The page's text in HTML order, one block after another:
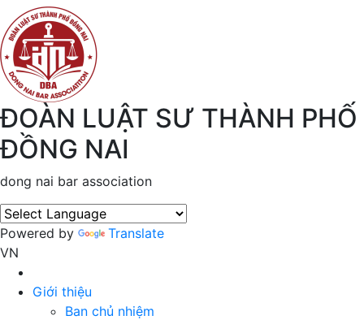
ĐOÀN LUẬT SƯ THÀNH PHỐ
ĐỒNG NAI
dong nai bar association
Powered by
Translate
VN
Giới thiệu
Ban chủ nhiệm